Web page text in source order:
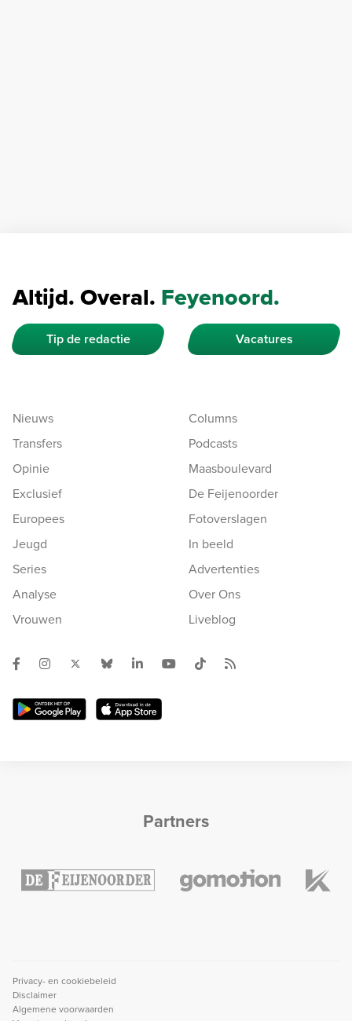
Altijd. Overal. Feyenoord.
Tip de redactie Vacatures
Nieuws
Transfers
Opinie
Exclusief
Europees
Jeugd
Series
Analyse
Vrouwen
Columns
Podcasts
Maasboulevard
De Feijenoorder
Fotoverslagen
In beeld
Advertenties
Over Ons
Liveblog
Partners
Privacy- en cookiebeleid
Disclaimer
Algemene voorwaarden